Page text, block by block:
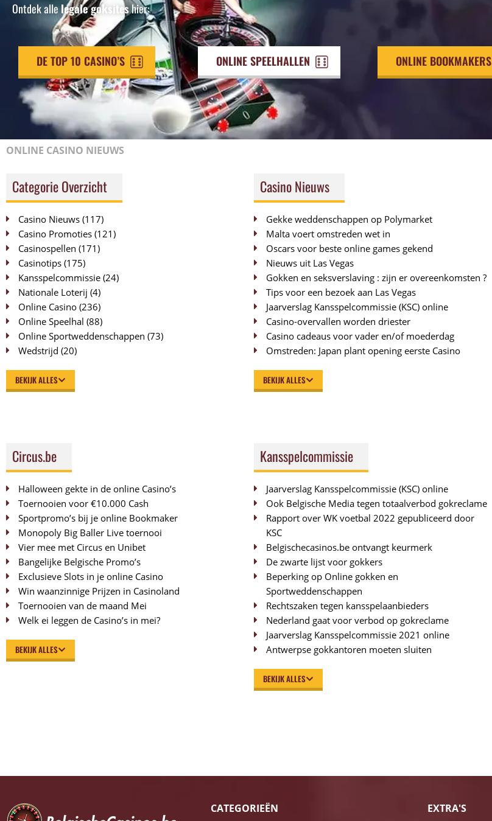
Ontdek allelegale goksiteshier:
DE TOP 10 CASINO’S ONLINE SPEELHALLEN ONLINE BOOKMAKERS
ONLINE CASINO NIEUWS
Categorie Overzicht
Casino Nieuws (117)
Casino Promoties (121)
Casinospellen (171)
Casinotips (175)
Kansspelcommissie (24)
Nationale Loterij (4)
Online Casino (236)
Online Speelhal (88)
Online Sportweddenschappen (73)
Wedstrijd (20)
BEKIJK ALLES
Casino Nieuws
Gekke weddenschappen op Polymarket
Malta voert omstreden wet in
Oscars voor beste online games gekend
Nieuws uit Las Vegas
Gokken en seksverslaving : zijn er overeenkomsten ?
Tips voor een bezoek aan Las Vegas
Jaarverslag Kansspelcommissie (KSC) online
Casino-overvallen worden driester
Casino cadeaus voor vader en/of moederdag
Omstreden: Japan plant opening eerste Casino
BEKIJK ALLES
Circus.be
Halloween gekte in de online Casino’s
Toernooien voor €10.000 Cash
Sportpromo’s bij je online Bookmaker
Monopoly Big Baller Live toernooi
Vier mee met Circus en Unibet
Bangelijke Belgische Promo’s
Exclusieve Slots in je online Casino
Win waanzinnige Prijzen in Casinoland
Toernooien van de maand Mei
Welk ei leggen de Casino’s in mei?
BEKIJK ALLES
Kansspelcommissie
Jaarverslag Kansspelcommissie (KSC) online
Ook Belgische Media tegen totaalverbod gokreclame
Rapport over WK voetbal 2022 gepubliceerd door
KSC
Belgischecasinos.be ontvangt keurmerk
De zwarte lijst voor gokkers
Beperking op Online gokken en
Sportweddenschappen
Rechtszaken tegen kansspelaanbieders
Nederland gaat voor verbod op gokreclame
Jaarverslag Kansspelcommissie 2021 online
Antwerpse gokkantoren moeten sluiten
BEKIJK ALLES
CATEGORIEËN EXTRA'S